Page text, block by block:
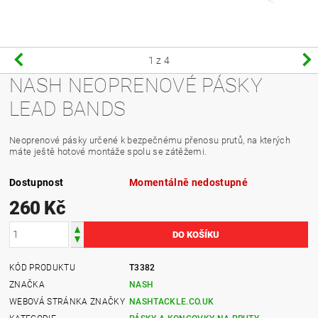
1 z 4
NASH NEOPRENOVÉ PÁSKY
LEAD BANDS
Neoprenové pásky určené k bezpečnému přenosu prutů, na kterých
máte ještě hotové montáže spolu se zátěžemi.
Dostupnost Momentálně nedostupné
260 Kč
KÓD PRODUKTU
T3382
ZNAČKA
NASH
WEBOVÁ STRÁNKA ZNAČKY NASHTACKLE.CO.UK